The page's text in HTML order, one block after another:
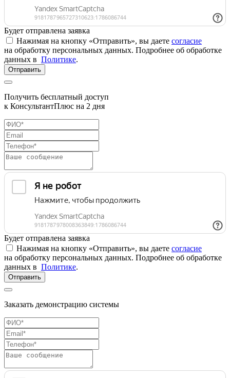
Будет отправлена заявка
Нажимая на кнопку «Отправить», вы даете согласие
на обработку персональных данных. Подробнее об обработке
данных в Политике.
Отправить
Получить бесплатный доступ
к КонсультантПлюс на 2 дня
Будет отправлена заявка
Нажимая на кнопку «Отправить», вы даете согласие
на обработку персональных данных. Подробнее об обработке
данных в Политике.
Отправить
Заказать демонстрацию системы